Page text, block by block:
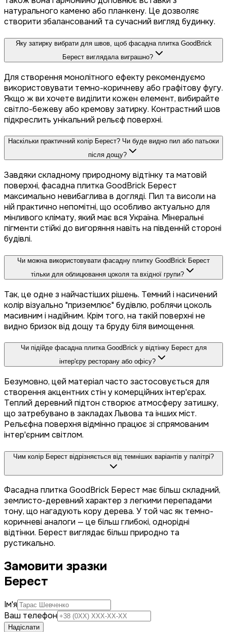
натурального каменю або планкену. Це дозволяє
створити збалансований та сучасний вигляд будинку.
Яку затирку вибрати для швов, щоб фасадна плитка GoodBrick
Берест виглядала виграшно?
Для створення монолітного ефекту рекомендуємо
використовувати темно-коричневу або графітову фугу.
Якщо ж ви хочете виділити кожен елемент, вибирайте
світло-бежеву або кремову затирку. Контрастний шов
підкреслить унікальний рельєф поверхні.
Наскільки практичний колір Берест? Чи буде видно пил або патьоки
після дощу?
Завдяки складному природному відтінку та матовій
поверхні, фасадна плитка GoodBrick Берест
максимально невибаглива в догляді. Пил та висоли на
ній практично непомітні, що особливо актуально для
мінливого клімату, який має вся Україна. Мінеральні
пігменти стійкі до вигоряння навіть на південній стороні
будівлі.
Чи можна використовувати фасадну плитку GoodBrick Берест
тільки для облицювання цоколя та вхідної групи?
Так, це одне з найчастіших рішень. Темний і насичений
колір візуально "приземлює" будівлю, роблячи цоколь
масивним і надійним. Крім того, на такій поверхні не
видно бризок від дощу та бруду біля вимощення.
Чи підійде фасадна плитка GoodBrick у відтінку Берест для
інтер'єру ресторану або офісу?
Безумовно, цей матеріал часто застосовується для
створення акцентних стін у комерційних інтер'єрах.
Теплий деревний підтон створює атмосферу затишку,
що затребувано в закладах Львова та інших міст.
Рельєфна поверхня відмінно працює зі спрямованим
інтер'єрним світлом.
Чим колір Берест відрізняється від темніших варіантів у палітрі?
Фасадна плитка GoodBrick Берест має більш складний,
землисто-деревний характер з легкими перепадами
тону, що нагадують кору дерева. У той час як темно-
коричневі аналоги — це більш глибокі, однорідні
відтінки. Берест виглядає більш природно та
рустикально.
Замовити зразки
Берест
Ім'я
Ваш телефон
Надіслати